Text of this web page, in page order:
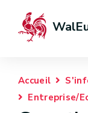
Accueil
Entreprise/